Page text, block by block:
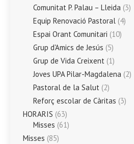
Comunitat P. Palau – Lleida (3)
Equip Renovació Pastoral (4)
Espai Orant Comunitari (10)
Grup d'Amics de Jesús (5)
Grup de Vida Creixent (1)
Joves UPA Pilar-Magdalena (2)
Pastoral de la Salut (2)
Reforç escolar de Càritas (3)
HORARIS (63)
Misses (61)
Misses (85)